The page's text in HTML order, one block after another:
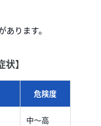
ります。
】
危険度
中〜高